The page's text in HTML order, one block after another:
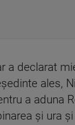
a declarat
ales,
a aduna
şi ura